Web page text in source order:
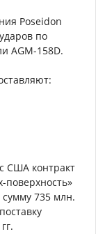
Poseidon
по
AGM-158D.
США контракт
поверхность»
сумму 735 млн.